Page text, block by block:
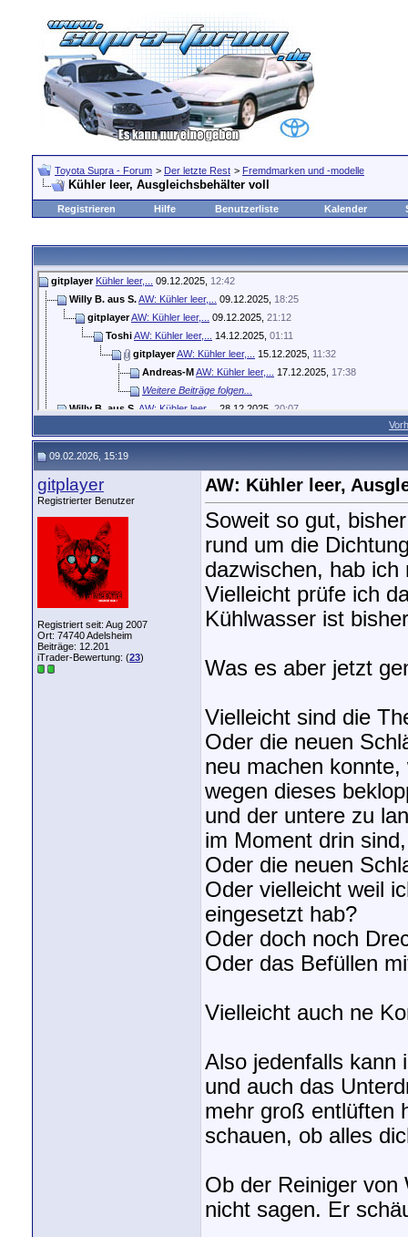
Toyota Supra - Forum > Der letzte Rest > Fremdmarken und -modelle
Kühler leer, Ausgleichsbehälter voll
Registrieren Hilfe Benutzerliste Kalender
gitplayer Kühler leer,... 09.12.2025, 12:42
Willy B. aus S.AW: Kühler leer,... 09.12.2025, 18:25
gitplayerAW: Kühler leer,... 09.12.2025, 21:12
ToshiAW: Kühler leer,... 14.12.2025, 01:11
gitplayerAW: Kühler leer,... 15.12.2025, 11:32
Andreas-MAW: Kühler leer,... 17.12.2025, 17:38
Weitere Beiträge folgen...
Willy B. aus S. AW: Kühler leer,... 28.12.2025, 20:07
berndMKIIIAW: Kühler leer,...28.12.2025,23:32
gitplayer
Weitere Beiträge folgen...
Willy B. aus S.
gitplayer
AW: Kühler leer,...07.01.2026,21:00
berndMKIII
08.01.2026,
00:52
AW: Kühler leer,... 07.02.2026,19:14
AW: Kühler leer,...09.02.2026, 15:19
09.02.2026, 15:19
gitplayer
Registrierter Benutzer
Registriert seit: Aug 2007
Ort: 74740 Adelsheim
Beiträge: 12.201
iTrader-Bewertung: (23)
AW: Kühler leer,
Soweit so gut,
rund um die
dazwischen, hab
Vielleicht prüfe ich
Kühlwasser ist
Was es aber jetzt
Vielleicht sind die
Oder die neuen
neu machen
wegen dieses
und der untere zu
im Moment drin
Oder die neuen
Oder vielleicht weil
eingesetzt hab?
Oder doch noch
Oder das Befüllen
Vielleicht auch ne
Also jedenfalls kann
und auch das
mehr groß entlüften
schauen, ob alles
Ob der Reiniger von
nicht sagen. Er